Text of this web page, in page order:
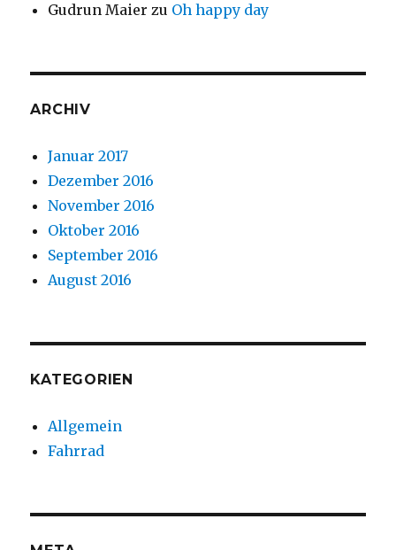
Gudrun Maier zu Oh happy day
ARCHIV
Januar 2017
Dezember 2016
November 2016
Oktober 2016
September 2016
August 2016
KATEGORIEN
Allgemein
Fahrrad